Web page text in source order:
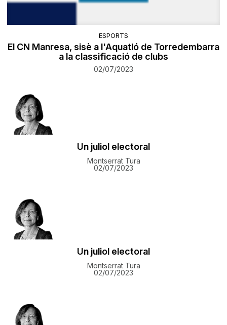
ESPORTS
El CN Manresa, sisè a l'Aquatló de Torredembarra
a la classificació de clubs
02/07/2023
​Un juliol electoral
Montserrat Tura
02/07/2023
​Un juliol electoral
Montserrat Tura
02/07/2023